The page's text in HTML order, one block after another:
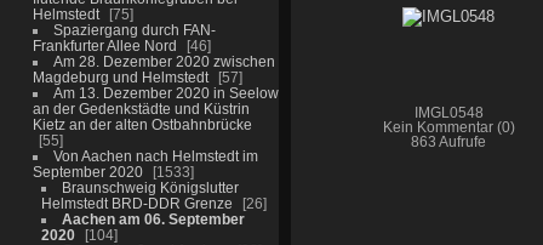
Helmstedt
75
Spaziergang durch FAN-
Frankfurter Allee Nord
46
Am 28. Dezember 2020 zwischen
Magdeburg und Helmstedt
57
Am 13. Dezember 2020 in Seelow
an der Gedenkstädte und Küstrin
Kietz an der alten Ostbahnbrücke
55
Von Aachen nach Helmstedt im
September 2020
1533
Braunschweig Königslutter
Helmstedt BRD-DDR Grenze
26
Aachen am 06. September
2020
104
IMGL0548
Kein Kommentar (0)
863 Aufrufe